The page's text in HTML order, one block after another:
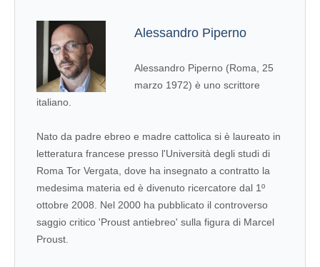
Alessandro Piperno
Alessandro Piperno (Roma, 25
marzo 1972) è uno scrittore
italiano.
Nato da padre ebreo e madre cattolica si è laureato in
letteratura francese presso l'Università degli studi di
Roma Tor Vergata, dove ha insegnato a contratto la
medesima materia ed è divenuto ricercatore dal 1º
ottobre 2008. Nel 2000 ha pubblicato il controverso
saggio critico 'Proust antiebreo' sulla figura di Marcel
Proust.